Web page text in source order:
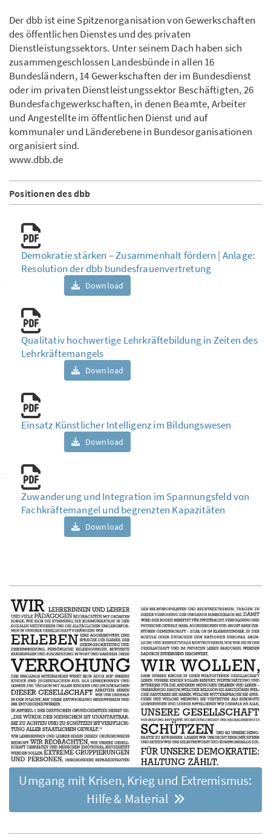
Der dbb ist eine Spitzenorganisation von Gewerkschaften
des öffentlichen Dienstes und des privaten
Dienstleistungssektors. Unter seinem Dach haben sich
zusammengeschlossen Landesbünde in allen 16
Bundesländern, 14 Gewerkschaften der im Bundesdienst
oder im privaten Dienstleistungssektor Beschäftigten, 26
Bundesfachgewerkschaften, in denen Beamte, Arbeiter
und Angestellte im öffentlichen Dienst und auf
kommunaler und Länderebene in Bundesorganisationen
organisiert sind.
www.dbb.de
Positionen des dbb
Demokratie stärken – Zusammenhalt fördern | Anlage:
Resolution der dbb bundesfrauenvertretung
Download
Qualitativ hochwertige Lehrkräftebildung in Zeiten des
Lehrkräftemangels
Download
Einsatz Künstlicher Intelligenz im Bildungswesen
Download
Zuwanderung und Integration im Spannungsfeld von
Fachkräftemangel und begrenzten Kapazitäten
Download
Umgang mit Krisen, Krieg und Extremismus:
Hilfe & Material